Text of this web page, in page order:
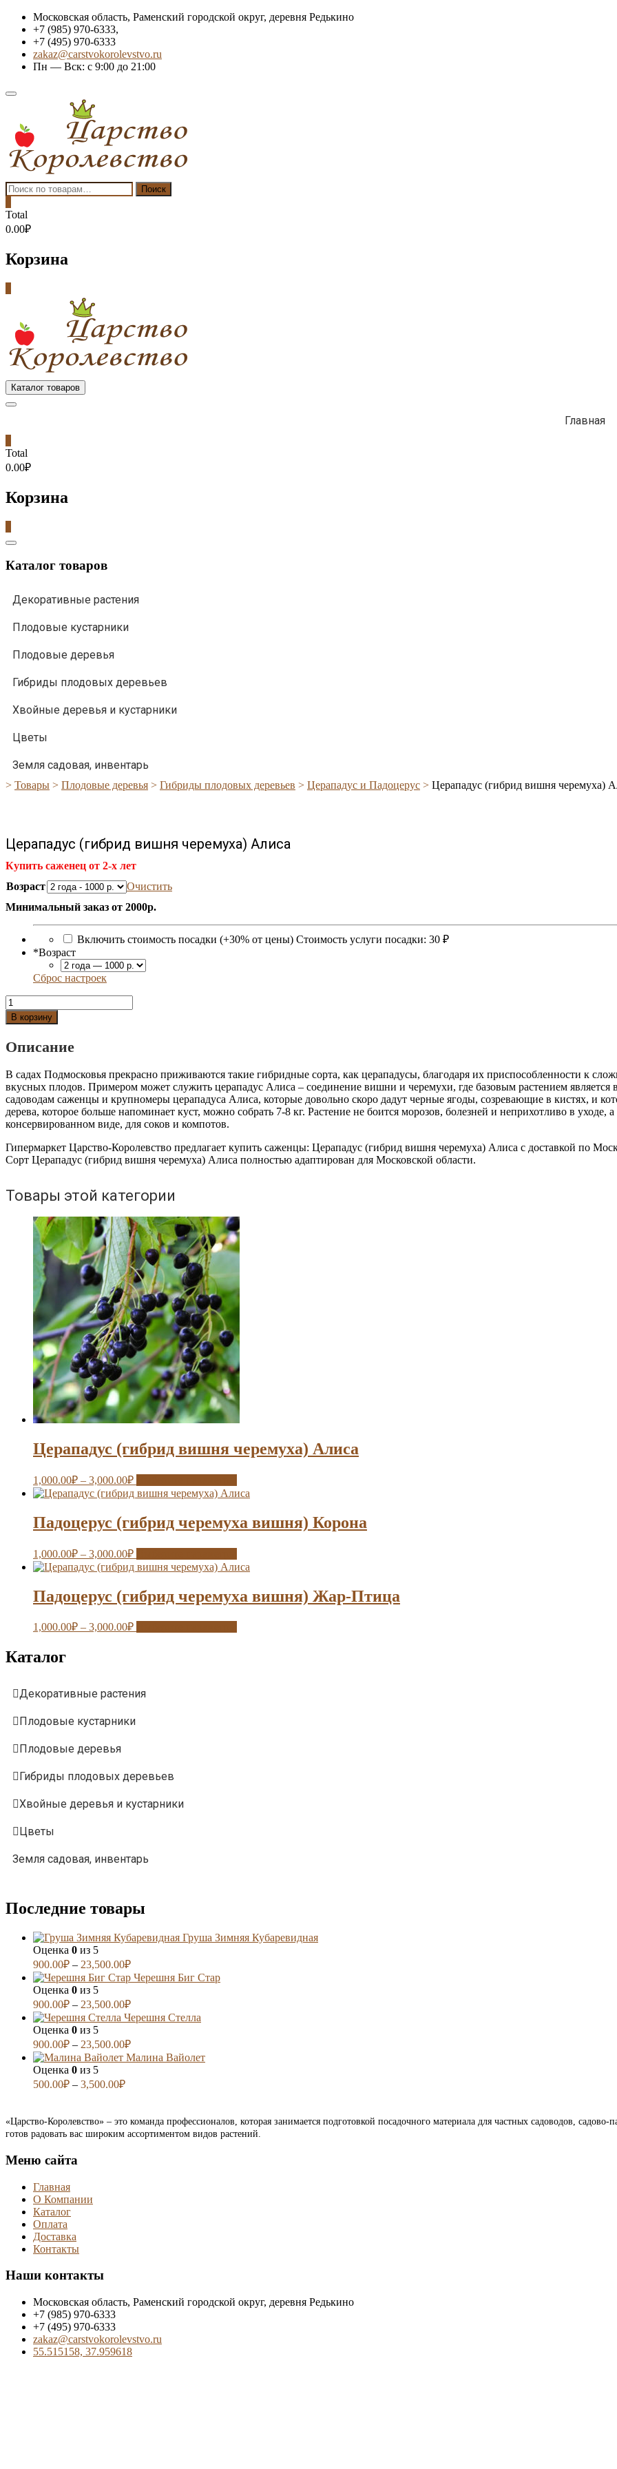
Skip
content
Московская область, Раменский городской округ, деревня Редькино
+7 (985) 970-6333,
+7 (495) 970-6333
zakaz@carstvokorolevstvo.ru
Пн — Вск: с 9:00 до 21:00
Topbar
Искать: Поиск
Total
0.00₽
Корзина
Каталог товаров
Главная
Total
0.00₽
Корзина
Catalog
Каталог товаров
Декоративные растения
Плодовые кустарники
Плодовые деревья
Гибриды плодовых деревьев
Хвойные деревья и кустарники
Цветы
Земля садовая, инвентарь
> Товары > Плодовые деревья > Гибриды плодовых деревьев > Церападус и Падоцерус > Церападус (гибрид вишня черемуха)
Церападус (гибрид вишня черемуха) Алиса
Купить саженец от 2-х лет
Возраст
Очистить
Минимальный заказ от 2000р.
Включить стоимость посадки (+30% от цены) Стоимость услуги посадки: 30 ₽
*Возраст
Сброс настроек
Количество
Церападус
(гибрид
черемуха)
В корзину
Описание
В садах Подмосковья прекрасно приживаются такие гибридные сорта, как церападусы, благодаря их приспособленности к
вкусных плодов. Примером может служить церападус Алиса – соединение вишни и черемухи, где базовым растением является
садоводам саженцы и крупномеры церападуса Алиса, которые довольно скоро дадут черные ягоды, созревающие в кистях, и
дерева, которое больше напоминает куст, можно собрать 7-8 кг. Растение не боится морозов, болезней и неприхотливо в
консервированном виде, для соков и компотов.
Гипермаркет Царство-Королевство предлагает купить саженцы: Церападус (гибрид вишня черемуха) Алиса с доставкой по
Сорт Церападус (гибрид вишня черемуха) Алиса полностью адаптирован для Московской области.
Товары этой категории
Церападус (гибрид вишня черемуха) Алиса
1,000.00₽ – 3,000.00₽
Падоцерус (гибрид черемуха вишня) Корона
1,000.00₽ – 3,000.00₽
Падоцерус (гибрид черемуха вишня) Жар-Птица
1,000.00₽ – 3,000.00₽
Каталог
Декоративные растения
Плодовые кустарники
Плодовые деревья
Гибриды плодовых деревьев
Хвойные деревья и кустарники
Цветы
Земля садовая, инвентарь
Последние товары
Груша Зимняя Кубаревидная
Оценка 0 из 5
900.00₽ – 23,500.00₽
Черешня Биг Стар
Оценка 0 из 5
900.00₽ – 23,500.00₽
Черешня Стелла
Оценка 0 из 5
900.00₽ – 23,500.00₽
Малина Вайолет
Оценка 0 из 5
500.00₽ – 3,500.00₽
«Царство-Королевство» – это команда профессионалов, которая занимается подготовкой посадочного материала для частных садоводов,
готов радовать вас широким ассортиментом видов растений.
Меню сайта
Главная
О Компании
Каталог
Оплата
Доставка
Контакты
Наши контакты
Московская область, Раменский городской округ, деревня Редькино
+7 (985) 970-6333
+7 (495) 970-6333
zakaz@carstvokorolevstvo.ru
55.515158, 37.959618